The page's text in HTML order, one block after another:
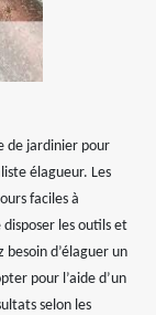
de jardinier pour
élagueur. Les
faciles à
les outils et
d’élaguer un
pour l’aide d’un
selon les